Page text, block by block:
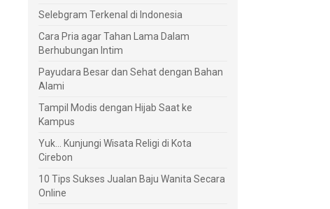
Selebgram Terkenal di Indonesia
Cara Pria agar Tahan Lama Dalam
Berhubungan Intim
Payudara Besar dan Sehat dengan Bahan
Alami
Tampil Modis dengan Hijab Saat ke
Kampus
Yuk... Kunjungi Wisata Religi di Kota
Cirebon
10 Tips Sukses Jualan Baju Wanita Secara
Online